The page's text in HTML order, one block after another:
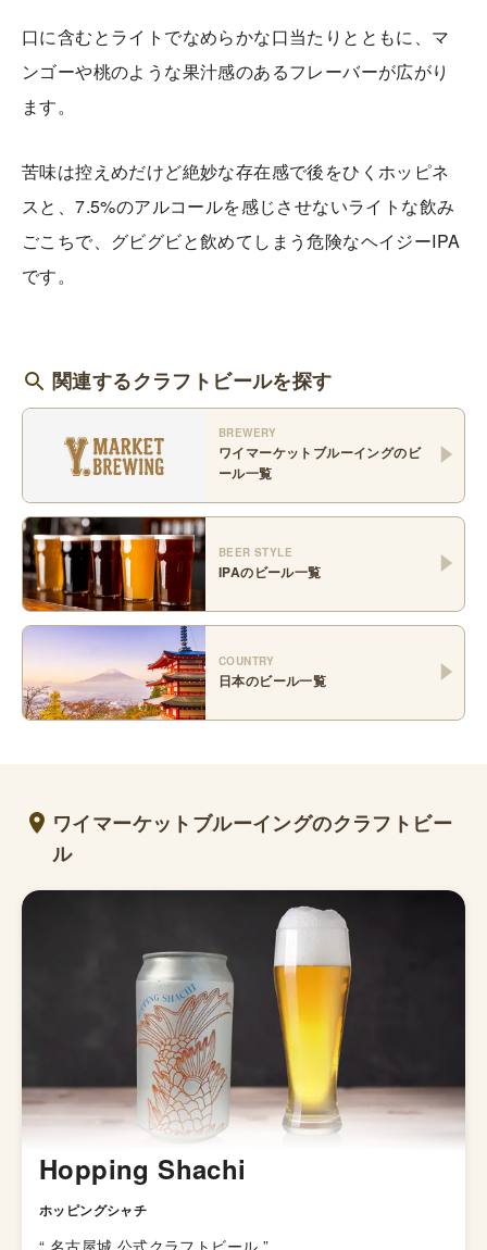
口に含むとライトでなめらかな口当たりとともに、マ
ンゴーや桃のような果汁感のあるフレーバーが広がり
ます。
苦味は控えめだけど絶妙な存在感で後をひくホッピネ
スと、7.5%のアルコールを感じさせないライトな飲み
ごこちで、グビグビと飲めてしまう危険なヘイジーIPA
です。
関連するクラフトビールを探す
BREWERY
ワイマーケットブルーイングのビ
ール一覧
BEER STYLE
IPAのビール一覧
COUNTRY
日本のビール一覧
ワイマーケットブルーイングのクラフトビー
ル
Hopping Shachi
ホッピングシャチ
“ 名古屋城 公式クラフトビール ”